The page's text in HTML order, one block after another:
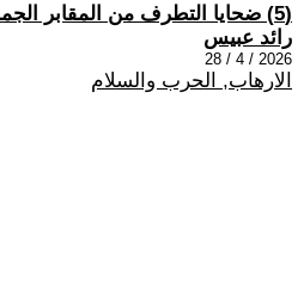
(5) ضحايا التطرف من المقابر الجماعية إلى المقابر النموذجية معالم من توثيق الوفاء
رائد عبيس
2026 / 4 / 28
الارهاب, الحرب والسلام